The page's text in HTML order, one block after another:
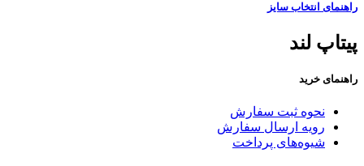
راهنمای انتخاب سایز
پیتاپ لند
راهنمای خرید
نحوه ثبت سفارش
رویه ارسال سفارش
شیوه‌های پرداخت